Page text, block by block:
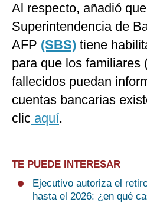
Al respecto, añadió
Superintendencia de
AFP (SBS) tiene
para que los familiares
fallecidos puedan
cuentas bancarias
clic aquí.
TE PUEDE INTERESAR
Ejecutivo autoriza el
hasta el 2026: ¿en qué